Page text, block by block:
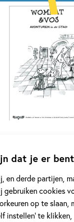
dat je er
en derde partijen,
gebruiken cookies
op te slaan,
instellen’ te
Wombat